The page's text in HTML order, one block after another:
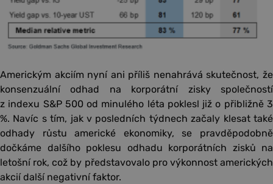
Americkým akciím nyní ani příliš nenahrává skutečnost, že
konsenzuální odhad na korporátní zisky společností
z indexu S&P 500 od minulého léta poklesl již o přibližně 3
%. Navíc s tím, jak v posledních týdnech začaly klesat také
odhady růstu americké ekonomiky, se pravděpodobně
dočkáme dalšího poklesu odhadu korporátních zisků na
letošní rok, což by představovalo pro výkonnost amerických
akcií další negativní faktor.